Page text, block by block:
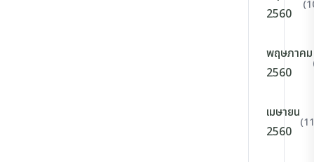
2560
พฤษภาคม
2560
เมษายน
2560